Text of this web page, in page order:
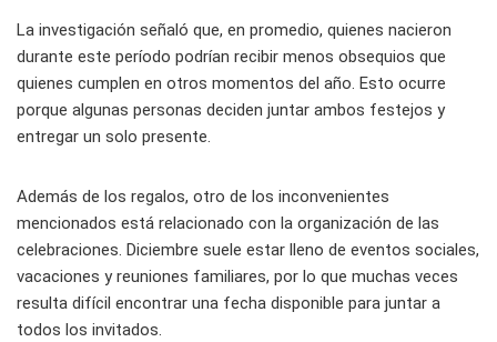
La investigación señaló que, en promedio, quienes nacieron
durante este período podrían recibir menos obsequios que
quienes cumplen en otros momentos del año. Esto ocurre
porque algunas personas deciden juntar ambos festejos y
entregar un solo presente.
Además de los regalos, otro de los inconvenientes
mencionados está relacionado con la organización de las
celebraciones. Diciembre suele estar lleno de eventos sociales,
vacaciones y reuniones familiares, por lo que muchas veces
resulta difícil encontrar una fecha disponible para juntar a
todos los invitados.